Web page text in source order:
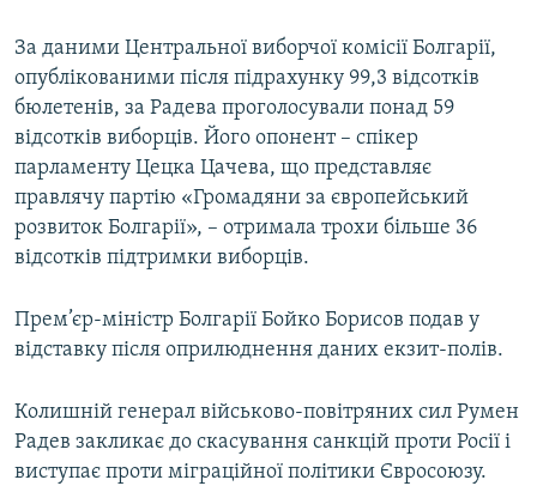
За даними Центральної виборчої комісії Болгарії,
опублікованими після підрахунку 99,3 відсотків
бюлетенів, за Радева проголосували понад 59
відсотків виборців. Його опонент – спікер
парламенту Цецка Цачева, що представляє
правлячу партію «Громадяни за європейський
розвиток Болгарії», – отримала трохи більше 36
відсотків підтримки виборців.
Прем’єр-міністр Болгарії Бойко Борисов подав у
відставку після оприлюднення даних екзит-полів.
Колишній генерал військово-повітряних сил Румен
Радев закликає до скасування санкцій проти Росії і
виступає проти міграційної політики Євросоюзу.